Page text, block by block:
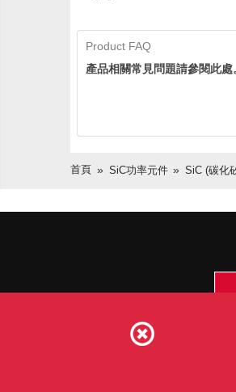
Product FAQ
產品相關常見問題請參閱此處
首頁 SiC功率元件 SiC (碳化